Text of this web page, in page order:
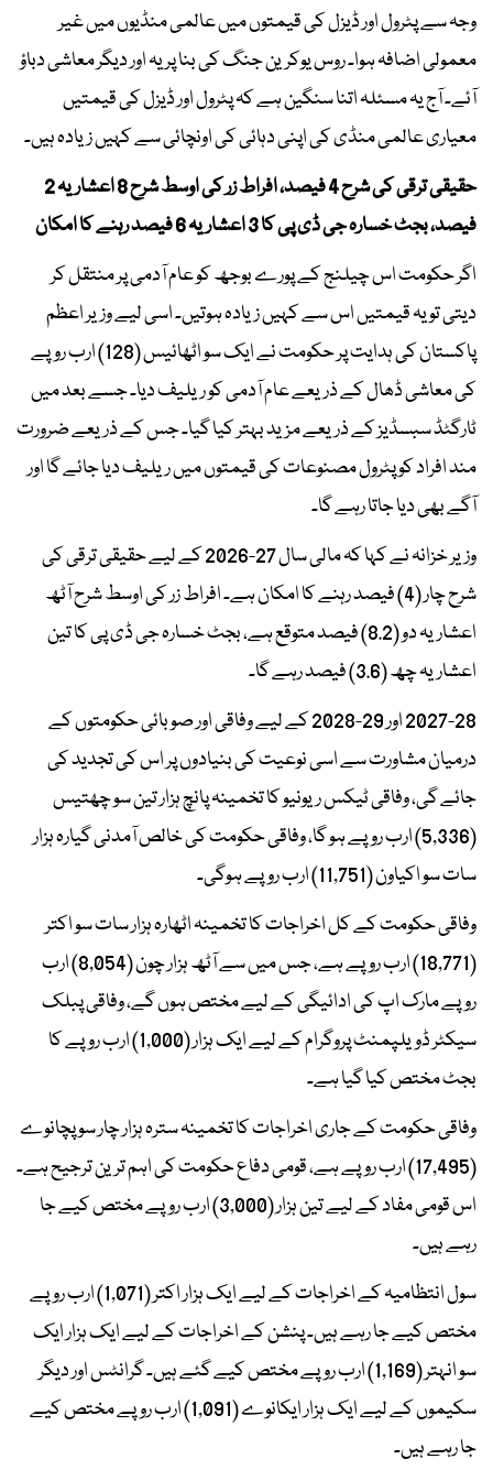
وجہ سے پٹرول اور ڈیزل کی قیمتوں میں عالمی منڈیوں میں غیر
معمولی اضافہ ہوا۔ روس یوکرین جنگ کی بنا پر یہ اور دیگر معاشی دباؤ
آئے۔ آج یہ مسئلہ اتنا سنگین ہے کہ پٹرول اور ڈیزل کی قیمتیں
معیاری عالمی منڈی کی اپنی دہائی کی اونچائی سے کہیں زیادہ ہیں۔
حقیقی ترقی کی شرح 4 فیصد، افراط زر کی اوسط شرح 8 اعشاریہ 2
فیصد، بجٹ خسارہ جی ڈی پی کا 3 اعشاریہ 6 فیصد رہنے کا امکان
اگر حکومت اس چیلنج کے پورے بوجھ کو عام آدمی پر منتقل کر
دیتی تو یہ قیمتیں اس سے کہیں زیادہ ہوتیں۔ اسی لیے وزیر اعظم
پاکستان کی ہدایت پر حکومت نے ایک سو اٹھائیس (128) ارب روپے
کی معاشی ڈھال کے ذریعے عام آدمی کو ریلیف دیا۔ جسے بعد میں
ٹارگٹڈ سبسڈیز کے ذریعے مزید بہتر کیا گیا۔ جس کے ذریعے ضرورت
مند افراد کو پٹرول مصنوعات کی قیمتوں میں ریلیف دیا جائے گا اور
آگے بھی دیا جاتا رہے گا۔
وزیر خزانہ نے کہا کہ مالی سال 27-2026 کے لیے حقیقی ترقی کی
شرح چار (4) فیصد رہنے کا امکان ہے۔ افراط زر کی اوسط شرح آٹھ
اعشاریہ دو (8.2) فیصد متوقع ہے، بجٹ خسارہ جی ڈی پی کا تین
اعشاریہ چھ (3.6) فیصد رہے گا۔
2027-28 اور 29-2028 کے لیے وفاقی اور صوبائی حکومتوں کے
درمیان مشاورت سے اسی نوعیت کی بنیادوں پر اس کی تجدید کی
جائے گی، وفاقی ٹیکس ریونیو کا تخمینہ پانچ ہزار تین سو چھتیس
(5,336) ارب روپے ہو گا، وفاقی حکومت کی خالص آمدنی گیارہ ہزار
سات سو اکیاون (11,751) ارب روپے ہوگی۔
وفاقی حکومت کے کل اخراجات کا تخمینہ اٹھارہ ہزار سات سو اکتر
(18,771) ارب روپے ہے، جس میں سے آٹھ ہزار چون (8,054) ارب
روپے مارک اپ کی ادائیگی کے لیے مختص ہوں گے، وفاقی پبلک
سیکٹر ڈویلپمنٹ پروگرام کے لیے ایک ہزار (1,000) ارب روپے کا
بجٹ مختص کیا گیا ہے۔
وفاقی حکومت کے جاری اخراجات کا تخمینہ سترہ ہزار چار سو پچانوے
(17,495) ارب روپے ہے، قومی دفاع حکومت کی اہم ترین ترجیح ہے۔
اس قومی مفاد کے لیے تین ہزار (3,000) ارب روپے مختص کیے جا
رہے ہیں۔
سول انتظامیہ کے اخراجات کے لیے ایک ہزار اکتر (1,071) ارب روپے
مختص کیے جا رہے ہیں۔ پنشن کے اخراجات کے لیے ایک ہزار ایک
سو انہتر (1,169) ارب روپے مختص کیے گئے ہیں۔ گرانٹس اور دیگر
سکیموں کے لیے ایک ہزار ایکانوے (1,091) ارب روپے مختص کیے
جا رہے ہیں۔